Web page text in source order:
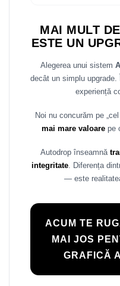
MAI MULT
ESTE UN
Alegerea unui sistem
decât un simplu upgrade.
experiență
Noi nu concurăm pe
mai mare valoare pe
Autodrop înseamnă
integritate. Diferența
— este
ACUM TE
MAI JOS
GRAFICĂ